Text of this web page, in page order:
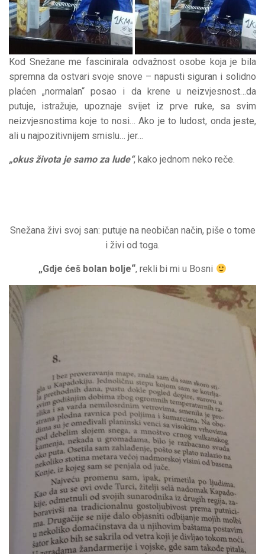
Kod Snežane me fascinirala odvažnost osobe koja je bila
spremna da ostvari svoje snove – napusti siguran i solidno
plaćen „normalan“ posao i da krene u neizvjesnost…da
putuje, istražuje, upoznaje svijet iz prve ruke, sa svim
neizvjesnostima koje to nosi… Ako je to ludost, onda jeste,
ali u najpozitivnijem smislu… jer…
„okus života je samo za lude“, kako jednom neko reče.
Snežana živi svoj san: putuje na neobičan način, piše o tome
i živi od toga.
„Gdje ćeš bolan bolje“, rekli bi mi u Bosni